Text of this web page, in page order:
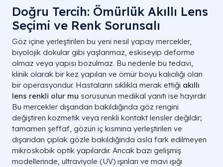
Arka Kapsül
Opasifikasyonu
Merceğin yerleştirildiği doğal dış zarın
zamanla kalınlaşarak matlaşması (Halk
arasında: Yalancı Katarakt).
A LIFE SAĞLIK
Doğru Tercih: Ömürlük Akıllı Lens
Seçimi ve Renk Sorunsalı
Göz içine yerleştirilen bu yeni nesil yapay mercekler,
biyolojik dokular gibi yaşlanmaz, eskiseyip deforme
olmaz veya yapısı bozulmaz. Bu nedenle bu tedavi,
klinik olarak bir kez yapılan ve ömür boyu kalıcılığı olan
bir operasyondur. Hastaların sıklıkla merak ettiği akıllı
lens renkli olur mu sorusunun medikal yanıtı ise hayırdır.
Bu mercekler dışarıdan bakıldığında göz rengini
değiştiren kozmetik veya renkli kontakt lensler değildir;
tamamen şeffaf, gözün iç kısmına yerleştirilen ve
dışarıdan çıplak gözle bakıldığında asla fark edilmeyen
mikroskobik optik yapılardır. Ancak bazı gelişmiş
modellerinde, ultraviyole (UV) ışınları ve mavi ışığı